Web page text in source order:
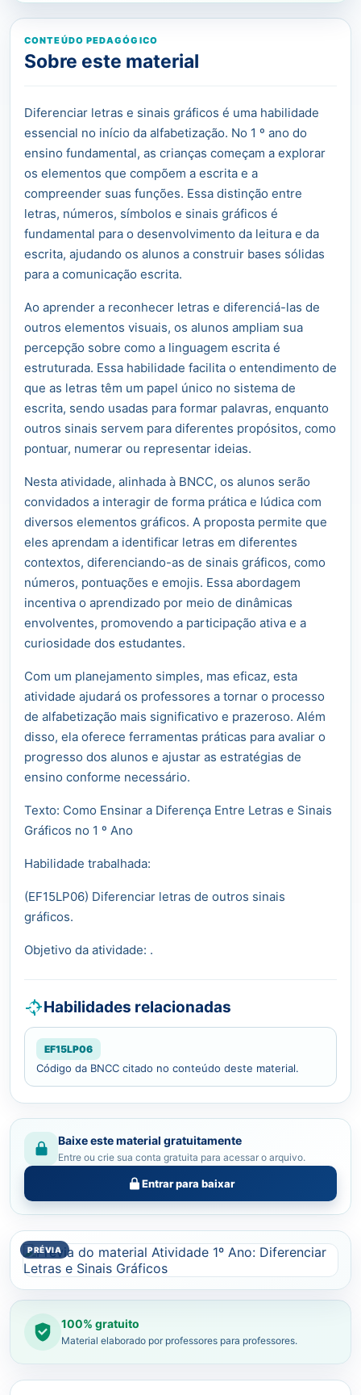
100% gratuito
Material elaborado por professores para professores.
CONTEÚDO PEDAGÓGICO
Sobre este material
Diferenciar letras e sinais gráficos é uma habilidade
essencial no início da alfabetização. No 1 º ano do
ensino fundamental, as crianças começam a explorar
os elementos que compõem a escrita e a
compreender suas funções. Essa distinção entre
letras, números, símbolos e sinais gráficos é
fundamental para o desenvolvimento da leitura e da
escrita, ajudando os alunos a construir bases sólidas
para a comunicação escrita.
Ao aprender a reconhecer letras e diferenciá-las de
outros elementos visuais, os alunos ampliam sua
percepção sobre como a linguagem escrita é
estruturada. Essa habilidade facilita o entendimento de
que as letras têm um papel único no sistema de
escrita, sendo usadas para formar palavras, enquanto
outros sinais servem para diferentes propósitos, como
pontuar, numerar ou representar ideias.
Nesta atividade, alinhada à BNCC, os alunos serão
convidados a interagir de forma prática e lúdica com
diversos elementos gráficos. A proposta permite que
eles aprendam a identificar letras em diferentes
contextos, diferenciando-as de sinais gráficos, como
números, pontuações e emojis. Essa abordagem
incentiva o aprendizado por meio de dinâmicas
envolventes, promovendo a participação ativa e a
curiosidade dos estudantes.
Com um planejamento simples, mas eficaz, esta
atividade ajudará os professores a tornar o processo
de alfabetização mais significativo e prazeroso. Além
disso, ela oferece ferramentas práticas para avaliar o
progresso dos alunos e ajustar as estratégias de
ensino conforme necessário.
Texto: Como Ensinar a Diferença Entre Letras e Sinais
Gráficos no 1 º Ano
Habilidade trabalhada:
(EF15LP06) Diferenciar letras de outros sinais
gráficos.
Objetivo da atividade: .
Habilidades relacionadas
EF15LP06
Código da BNCC citado no conteúdo deste material.
Baixe este material gratuitamente
Entre ou crie sua conta gratuita para acessar o arquivo.
Entrar para baixar